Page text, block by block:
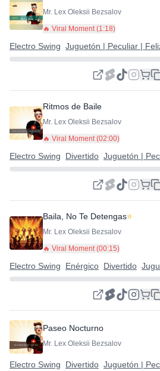
Mr. Lex Oleksii Bezsalov
🔥 Viral Moment (1:18)
Electro Swing Juguetón | Peculiar |
Ritmos de Baile
Mr. Lex Oleksii Bezsalov
🔥 Viral Moment (02:00)
Electro Swing Divertido Juguetón |
Baila, No Te Detengas⭐
Mr. Lex Oleksii Bezsalov
🔥 Viral Moment (00:15)
Electro Swing Enérgico Divertido
Paseo Nocturno
Mr. Lex Oleksii Bezsalov
Electro Swing Divertido Juguetón |